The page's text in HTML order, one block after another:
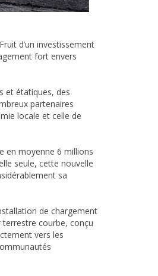
d’un investissement
fort envers
et étatiques, des
partenaires
locale et celle de
en moyenne 6 millions
seule, cette nouvelle
sa
de chargement
terrestre courbe, conçu
vers les